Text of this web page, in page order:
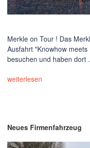
Merkle on Tour ! Das
Ausfahrt "Knowhow
besuchen und haben dort
weiterlesen
Neues Firmenfahrzeug